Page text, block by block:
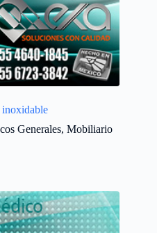
inoxidable
Generales, Mobiliario